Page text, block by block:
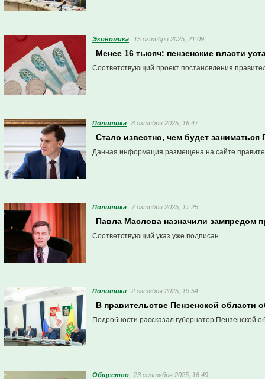
Экономика 15 октября 2025, 21:09
Менее 16 тысяч: пензенские власти
Соответствующий проект постановления
Политика 8 октября 2025, 16:47
Стало известно, чем будет
Данная информация размещена на сайте
Политика 7 октября 2025, 17:25
Павла Маслова назначили зампредом
Соответствующий указ уже подписан.
Политика 2 октября 2025, 19:54
В правительстве Пензенской области
Подробности рассказал губернатор Пензенской
Общество 23 сентября 2025, 16:49